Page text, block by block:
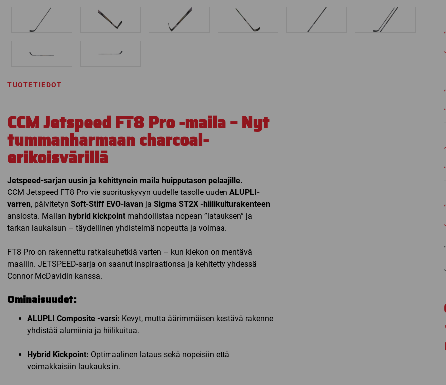
TUOTETIEDOT
CCM Jetspeed FT8 Pro -maila – Nyt
tummanharmaan charcoal-
erikoisvärillä
Jetspeed-sarjan uusin ja kehittynein maila huipputason pelaajille.
CCM Jetspeed FT8 Pro vie suorituskyvyn uudelle tasolle uuden ALUPLI-
varren, päivitetyn Soft-Stiff EVO-lavan ja Sigma ST2X -hiilikuiturakenteen
ansiosta. Mailan hybrid kickpoint mahdollistaa nopean ”latauksen” ja
tarkan laukaisun – täydellinen yhdistelmä nopeutta ja voimaa.
FT8 Pro on rakennettu ratkaisuhetkiä varten – kun kiekon on mentävä
maaliin. JETSPEED-sarja on saanut inspiraationsa ja kehitetty yhdessä
Connor McDavidin kanssa.
Ominaisuudet:
ALUPLI Composite -varsi: Kevyt, mutta äärimmäisen kestävä rakenne
yhdistää alumiinia ja hiilikuitua.
Hybrid Kickpoint: Optimaalinen lataus sekä nopeisiin että
voimakkaisiin laukauksiin.